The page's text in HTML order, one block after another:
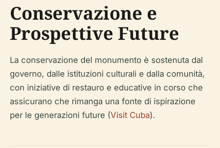
Conservazione e
Prospettive Future
La conservazione del monumento è sostenuta dal
governo, dalle istituzioni culturali e dalla comunità,
con iniziative di restauro e educative in corso che
assicurano che rimanga una fonte di ispirazione
per le generazioni future (Visit Cuba).